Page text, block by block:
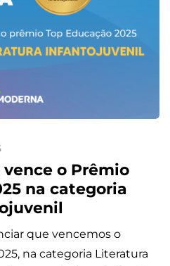
o Prêmio
na categoria
que vencemos o
na categoria Literatura